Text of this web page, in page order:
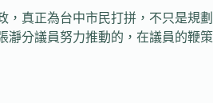
真正為台中市民打拼，不只是規劃
瀞分議員努力推動的，在議員的鞭策